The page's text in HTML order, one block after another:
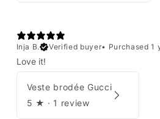
Inja B.
Verified buyer• Purchased 1
Love it!
Veste brodée Gucci
5 ★ · 1 review